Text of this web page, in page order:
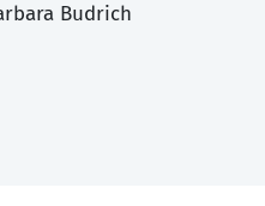
Budrich